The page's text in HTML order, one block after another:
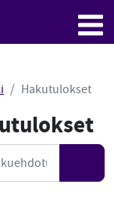
Hakutulokset
Hae